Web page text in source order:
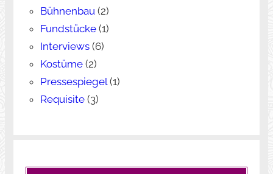
Bühnenbau (2)
Fundstücke(1)
Interviews(6)
Kostüme(2)
Pressespiegel (1)
Requisite(3)